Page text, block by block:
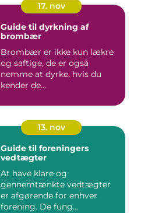
17. nov
Guide til dyrkning af
brombær
Brombær er ikke kun lækre
og saftige, de er også
nemme at dyrke, hvis du
kender de...
13. nov
Guide til foreningers
vedtægter
At have klare og
gennemtænkte vedtægter
er afgørende for enhver
forening. De fung...